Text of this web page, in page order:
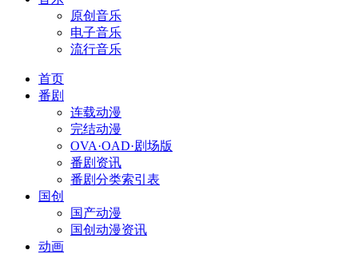
原创音乐
电子音乐
流行音乐
首页
番剧
连载动漫
完结动漫
OVA·OAD·剧场版
番剧资讯
番剧分类索引表
国创
国产动漫
国创动漫资讯
动画